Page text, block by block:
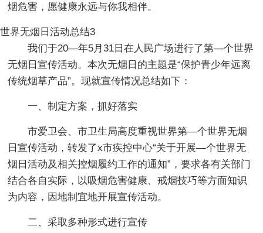
烟危害，愿健康永远与你我相伴。
世界无烟日活动总结3
我们于20—年5月31日在人民广场进行了第—个世界
无烟日宣传活动。本次无烟日的主题是“保护青少年远离
传统烟草产品”。现就宣传情况总结如下：
一、制定方案，抓好落实
市爱卫会、市卫生局高度重视世界第—个世界无烟
日宣传活动，转发了x市疾控中心“关于开展—个世界无
烟日活动及相关控烟履约工作的通知”，要求各有关部门
结合各自实际，以吸烟危害健康、戒烟技巧等方面知识
为内容，因地制宜地开展宣传活动。
二、采取多种形式进行宣传